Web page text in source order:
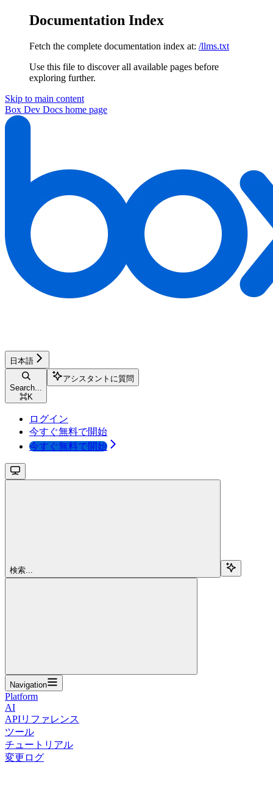
Documentation Index
Fetch the complete documentation index at: /llms.txt
Use this file to discover all available pages before
exploring further.
Skip to main content
Box Dev Docs home page
日本語
Search...
⌘K
アシスタントに質問
ログイン
今すぐ無料で開始
今すぐ無料で開始
検索...
Navigation
Platform
AI
APIリファレンス
ツール
チュートリアル
変更ログ